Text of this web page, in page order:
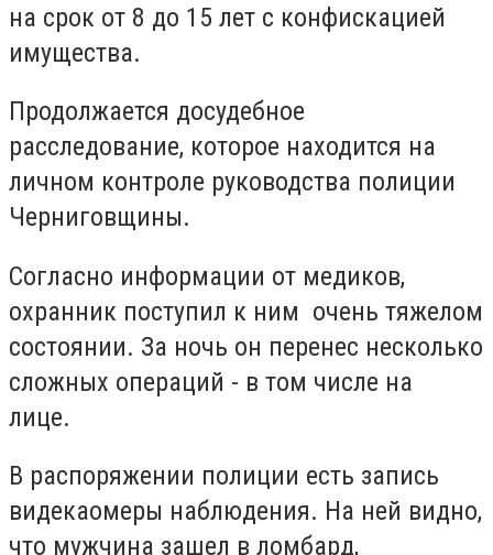
на срок от 8 до 15 лет с конфискацией
имущества.
Продолжается досудебное
расследование, которое находится на
личном контроле руководства полиции
Черниговщины.
Согласно информации от медиков,
охранник поступил к ним очень тяжелом
состоянии. За ночь он перенес несколько
сложных операций - в том числе на
лице.
В распоряжении полиции есть запись
видекаомеры наблюдения. На ней видно,
что мужчина зашел в ломбард,